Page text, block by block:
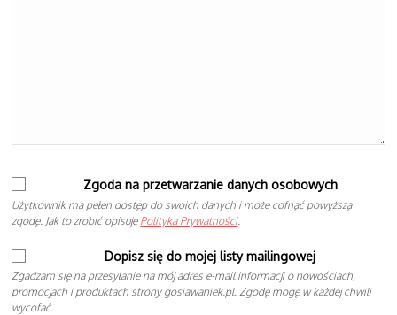
Zgoda na przetwarzanie danych osobowych
Użytkownik ma pełen dostęp do swoich danych i może cofnąć powyższą
zgodę. Jak to zrobić opisuje Polityka Prywatności.
Dopisz się do mojej listy mailingowej
Zgadzam się na przesyłanie na mój adres e-mail informacji o nowościach,
promocjach i produktach strony gosiawaniek.pl. Zgodę mogę w każdej chwili
wycofać.